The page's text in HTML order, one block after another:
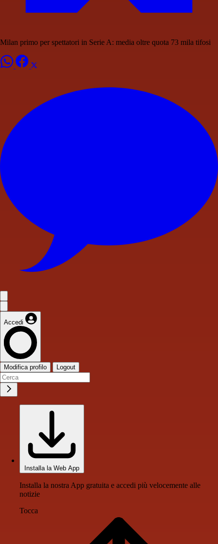
Milan primo per spettatori in Serie A: media oltre quota 73 mila tifosi
Accedi
Modifica profilo Logout
Installa la Web App
Installa la nostra App gratuita e accedi più velocemente alle
notizie
Tocca